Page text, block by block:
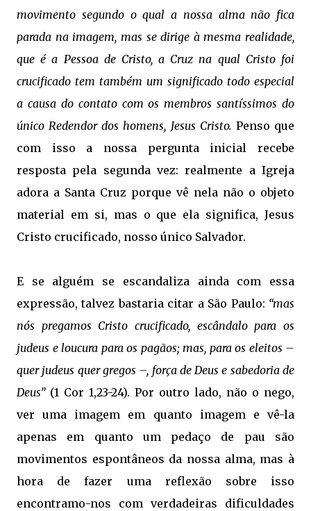
movimento segundo o qual a nossa alma não fica
parada na imagem, mas se dirige à mesma realidade,
que é a Pessoa de Cristo, a Cruz na qual Cristo foi
crucificado tem também um significado todo especial
a causa do contato com os membros santíssimos do
único Redendor dos homens, Jesus Cristo. Penso que
com isso a nossa pergunta inicial recebe
resposta pela segunda vez: realmente a Igreja
adora a Santa Cruz porque vê nela não o objeto
material em si, mas o que ela significa, Jesus
Cristo crucificado, nosso único Salvador.
E se alguém se escandaliza ainda com essa
expressão, talvez bastaria citar a São Paulo: “mas
nós pregamos Cristo crucificado, escândalo para os
judeus e loucura para os pagãos; mas, para os eleitos –
quer judeus quer gregos –, força de Deus e sabedoria de
Deus”(1 Cor 1,23-24). Por outro lado, não o nego,
ver uma imagem em quanto imagem e vê-la
apenas em quanto um pedaço de pau são
movimentos espontâneos da nossa alma, mas à
hora de fazer uma reflexão sobre isso
encontramo-nos com verdadeiras dificuldades